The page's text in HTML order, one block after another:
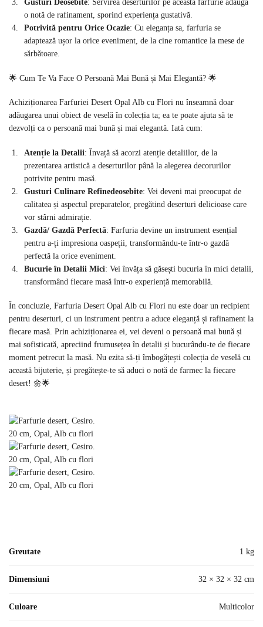
Gusturi Deosebite: Servirea deserturilor pe această farfurie adaugă
o notă de rafinament, sporind experiența gustativă.
Potrivită pentru Orice Ocazie: Cu eleganța sa, farfuria se
adaptează ușor la orice eveniment, de la cine romantice la mese de
sărbătoare.
🌟 Cum Te Va Face O Persoană Mai Bună și Mai Elegantă? 🌟
Achiziționarea Farfuriei Desert Opal Alb cu Flori nu înseamnă doar
adăugarea unui obiect de veselă în colecția ta; ea te poate ajuta să te
dezvolți ca o persoană mai bună și mai elegantă. Iată cum:
Atenție la Detalii: Învață să acorzi atenție detaliilor, de la
prezentarea artistică a deserturilor până la alegerea decorurilor
potrivite pentru masă.
Gusturi Culinare Refinedeosebite: Vei deveni mai preocupat de
calitatea și aspectul preparatelor, pregătind deserturi delicioase care
vor stârni admirație.
Gazdă/ Gazdă Perfectă: Farfuria devine un instrument esențial
pentru a-ți impresiona oaspeții, transformându-te într-o gazdă
perfectă la orice eveniment.
Bucurie în Detalii Mici: Vei învăța să găsești bucuria în mici detalii,
transformând fiecare masă într-o experiență memorabilă.
În concluzie, Farfuria Desert Opal Alb cu Flori nu este doar un recipient
pentru deserturi, ci un instrument pentru a aduce eleganță și rafinament la
fiecare masă. Prin achiziționarea ei, vei deveni o persoană mai bună și
mai sofisticată, apreciind frumusețea în detalii și bucurându-te de fiecare
moment petrecut la masă. Nu ezita să-ți îmbogățești colecția de veselă cu
această bijuterie, și pregătește-te să aduci o notă de farmec la fiecare
desert! 🌼🌟
Greutate 1 kg
Dimensiuni 32 × 32 × 32 cm
Culoare Multicolor